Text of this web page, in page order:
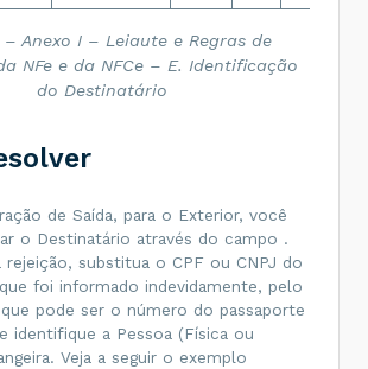
– Anexo I – Leiaute e Regras de
NFe e da NFCe – E. Identificação
do Destinatário
de Saída, para o Exterior, você
o Destinatário através do campo .
rejeição, substitua o CPF ou CNPJ do
foi informado indevidamente, pelo
pode ser o número do passaporte
identifique a Pessoa (Física ou
Veja a seguir o exemplo